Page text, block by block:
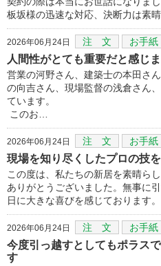
板坂様の迅速な対応、決断力は素
2026年06月24日 注 文 お手紙
人間性がとても重要だと感じ
営業の河野さん、建築士の本田さ
の向吉さん、現場監督の浅倉さん
ています。
このお…
2026年06月24日 注 文 お手紙
現場を知り尽くしたプロの技
この度は、私たちの新居を素晴ら
ありがとうございました。無事に
日に大きな喜びを感じております
2026年06月24日 注 文 お手紙
今度引っ越すとしてもポラス
す